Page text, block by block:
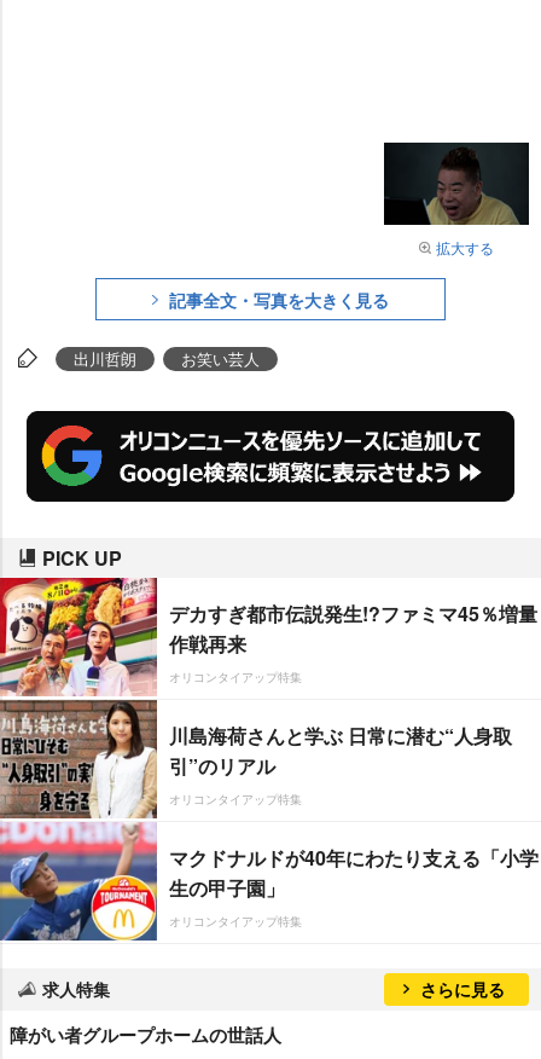
拡大する
記事全文・写真を大きく見る
出川哲朗 お笑い芸人
PICK UP
デカすぎ都市伝説発生!?ファミマ45％増量
作戦再来
オリコンタイアップ特集
川島海荷さんと学ぶ 日常に潜む“人身取
引”のリアル
オリコンタイアップ特集
マクドナルドが40年にわたり支える「小学
生の甲子園」
オリコンタイアップ特集
求人特集 さらに見る
障がい者グループホームの世話人